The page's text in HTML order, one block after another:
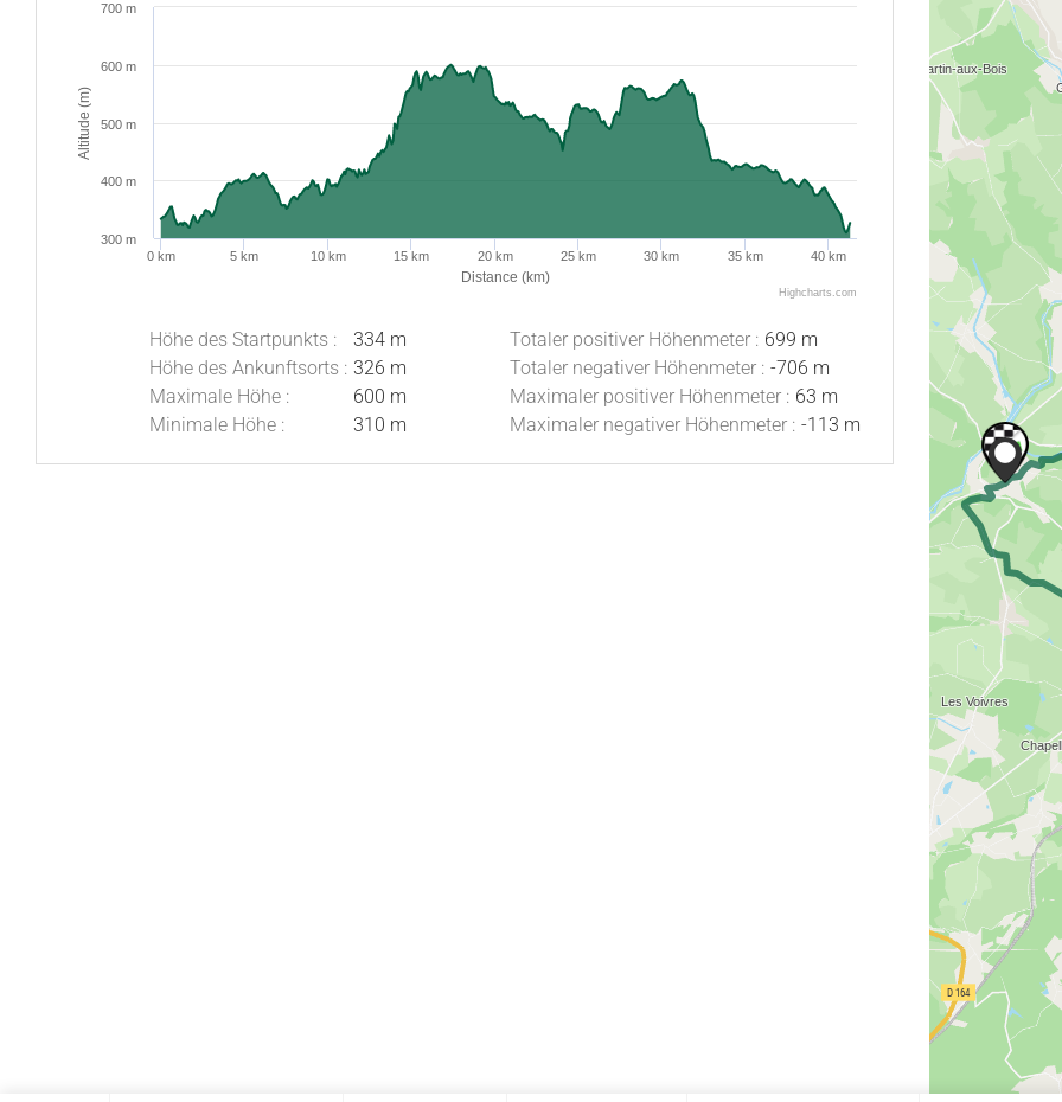
Distance (km)
Altitude (m)
0 km 5 km 10 km 15 km 20 km 25 km 30 km 35 km 40 km
300 m
400 m
500 m
600 m
700 m
Highcharts.com
Höhe des Startpunkts :
334 m
Höhe des Ankunftsorts : 326 m
Maximale Höhe :
600 m
Minimale Höhe :
310 m
Totaler positiver Höhenmeter : 699 m
Totaler negativer Höhenmeter : -706 m
Maximaler positiver Höhenmeter : 63 m
Maximaler negativer Höhenmeter : -113 m